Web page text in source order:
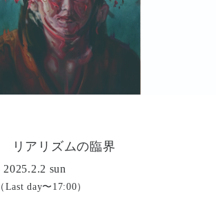
リアリズムの臨界
sun
day〜17:00）